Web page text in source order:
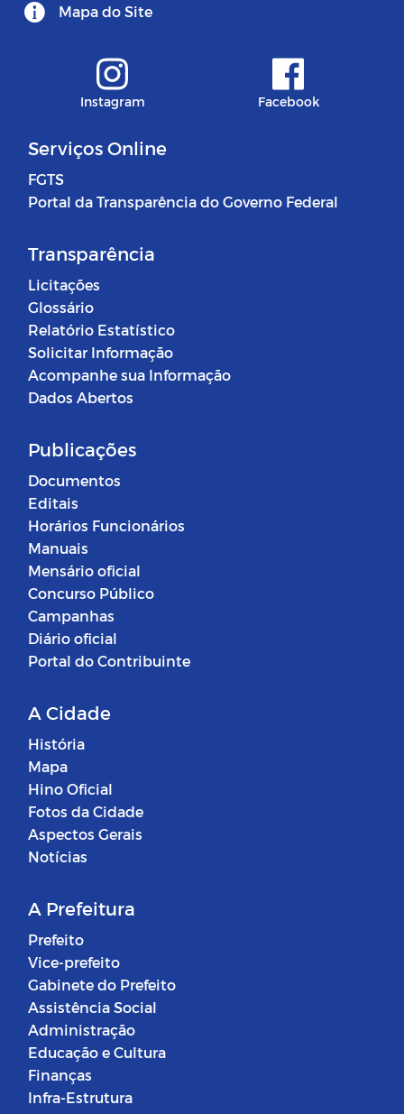
Mapa do Site
Instagram Facebook
Serviços Online
FGTS
Portal da Transparência do Governo Federal
Transparência
Licitações
Glossário
Relatório Estatístico
Solicitar Informação
Acompanhe sua Informação
Dados Abertos
Publicações
Documentos
Editais
Horários Funcionários
Manuais
Mensário oficial
Concurso Público
Campanhas
Diário oficial
Portal do Contribuinte
A Cidade
História
Mapa
Hino Oficial
Fotos da Cidade
Aspectos Gerais
Notícias
A Prefeitura
Prefeito
Vice-prefeito
Gabinete do Prefeito
Assistência Social
Administração
Educação e Cultura
Finanças
Infra-Estrutura